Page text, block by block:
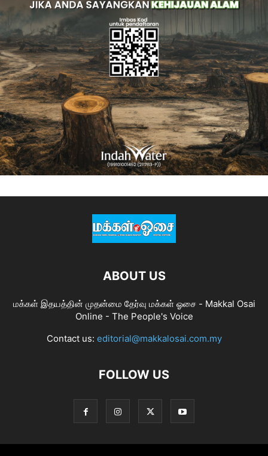
ABOUT US
மக்கள் இதயத்தின் முதன்மை தேர்வு மக்கள் ஓசை - Makkal Osai
Online - The People's Voice
Contact us: editorial@makkalosai.com.my
FOLLOW US